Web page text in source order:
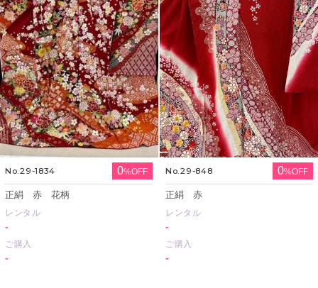
No.29-1834 0%OFF
正絹 赤 花柄
レンタル
-
ご購入
-
No.29-848 0%OFF
正絹 赤
レンタル
-
ご購入
-